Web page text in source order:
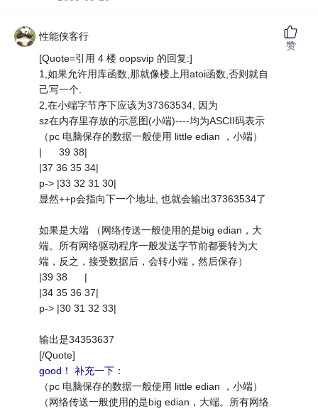
性能侠客行
[Quote=引用 4 楼 oopsvip 的回复:]
1,如果允许用库函数,那就像楼上用atoi函数,否则就自
己写一个.
2,在小端字节序下应该为37363534, 因为
sz在内存里存放的示意图(小端)----均为ASCII码表示
（pc 电脑保存的数据一般使用 little edian ，小端）
| 39 38|
|37 36 35 34|
p-> |33 32 31 30|
显然++p会指向下一个地址, 也就会输出37363534了
如果是大端 （网络传送一般使用的是big edian，大
端。所有网络驱动程序一般发送字节前都要转为大
端，反之，接受数据后，会转小端，然后保存）
|39 38 |
|34 35 36 37|
p-> |30 31 32 33|
输出是34353637
[/Quote]
good！ 补充一下：
（pc 电脑保存的数据一般使用 little edian ，小端）
（网络传送一般使用的是big edian，大端。所有网络
赞